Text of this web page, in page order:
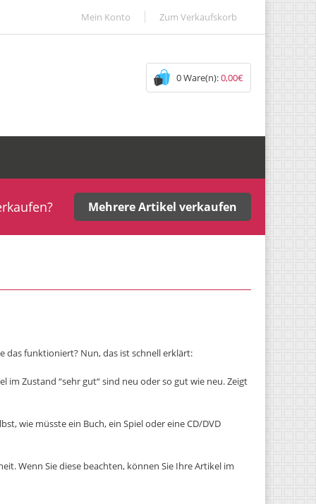
Mein Konto Zum Verkaufskorb
0 Ware(n):0,00€
Mehrere Artikel verkaufen
das funktioniert? Nun, das ist schnell erklärt:
im Zustand “sehr gut“ sind neu oder so gut wie neu. Zeigt
wie müsste ein Buch, ein Spiel oder eine CD/DVD
Wenn Sie diese beachten, können Sie Ihre Artikel im